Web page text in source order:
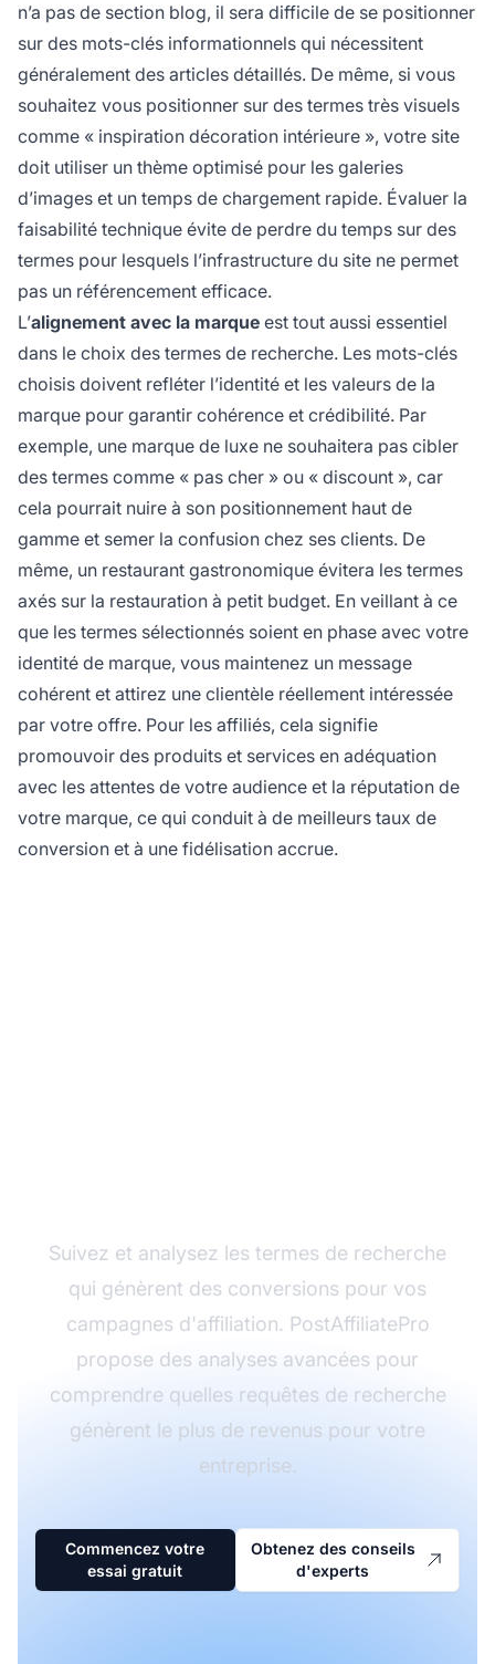
n’a pas de section blog, il sera difficile de se positionner
sur des mots-clés informationnels qui nécessitent
généralement des articles détaillés. De même, si vous
souhaitez vous positionner sur des termes très visuels
comme « inspiration décoration intérieure », votre site
doit utiliser un thème optimisé pour les galeries
d’images et un temps de chargement rapide. Évaluer la
faisabilité technique évite de perdre du temps sur des
termes pour lesquels l’infrastructure du site ne permet
pas un référencement efficace.
L’alignement avec la marque est tout aussi essentiel
dans le choix des termes de recherche. Les mots-clés
choisis doivent refléter l’identité et les valeurs de la
marque pour garantir cohérence et crédibilité. Par
exemple, une marque de luxe ne souhaitera pas cibler
des termes comme « pas cher » ou « discount », car
cela pourrait nuire à son positionnement haut de
gamme et semer la confusion chez ses clients. De
même, un restaurant gastronomique évitera les termes
axés sur la restauration à petit budget. En veillant à ce
que les termes sélectionnés soient en phase avec votre
identité de marque, vous maintenez un message
cohérent et attirez une clientèle réellement intéressée
par votre offre. Pour les affiliés, cela signifie
promouvoir des produits et services en adéquation
avec les attentes de votre audience et la réputation de
votre marque, ce qui conduit à de meilleurs taux de
conversion et à une fidélisation accrue.
Suivez et analysez les termes de recherche
qui génèrent des conversions pour vos
campagnes d'affiliation. PostAffiliatePro
propose des analyses avancées pour
comprendre quelles requêtes de recherche
génèrent le plus de revenus pour votre
entreprise.
Commencez votre
essai gratuit
Obtenez des conseils
d'experts